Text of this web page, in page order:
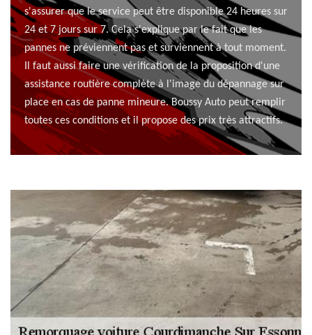
s'assurer que le service peut être disponible 24 heures sur
24 et 7 jours sur 7. Cela s'explique par le fait que les
pannes ne préviennent pas et surviennent à tout moment.
Il faut aussi faire une vérification de la proposition d'une
assistance routière complète à l'image du dépannage sur
place en cas de panne mineure. Boussy Auto peut remplir
toutes ces conditions et il propose des prix très attractifs.